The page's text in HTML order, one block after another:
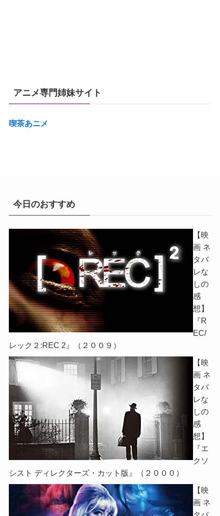
アニメ専門姉妹サイト
喫茶あニメ
今日のおすすめ
【映
画 ネ
タバ
レな
しの
感
想】
『R
EC/
レック２:REC 2』（２００９）
【映
画 ネ
タバ
レな
しの
感
想】
『エ
クソ
シスト ディレクターズ・カット版』（２０００）
【映
画 ネ